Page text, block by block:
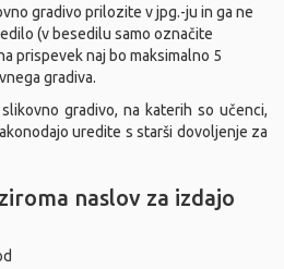
gradivo prilozite v jpg.-ju in ga ne
(v besedilu samo označite
prispevek naj bo maksimalno 5
gradiva.
gradivo, na katerih so učenci,
uredite s starši dovoljenje za
naslov za izdajo